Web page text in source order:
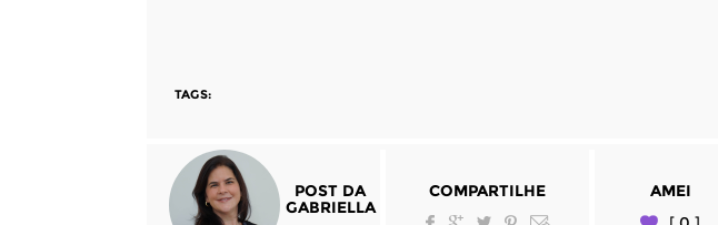
TAGS:
POST DA
GABRIELLA
COMPARTILHE
AMEI